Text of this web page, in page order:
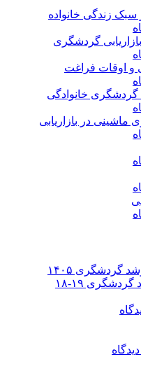
سبک زندگی خانواده
گردشگری
و اوقات فراغت
گردشگری خانوادگی
ماشینی در بازاریابی
آزمون کارشناسی ارشد گردشگری ۱۹-۱۸